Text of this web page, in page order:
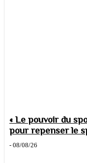
« Le pouvoir du
pour repenser le
- 08/08/26